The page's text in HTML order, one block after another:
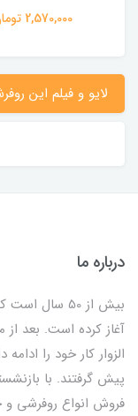
2,570,000 تومان
لایو و فیلم این
درباره ما
بیش از 50
آغاز کرده است. بعد از
الزوار کار خود را
پیش گرفتند. با